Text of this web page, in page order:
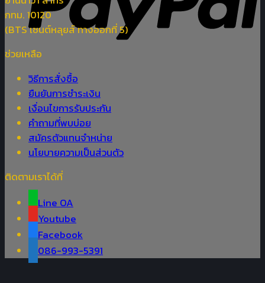
กทม. 10120
(BTS เซนต์หลุยส์ ทางออกที่ 5)
ช่วยเหลือ
วิธีการสั่งซื้อ
ยืนยันการชำระเงิน
เงื่อนไขการรับประกัน
คำถามที่พบบ่อย
สมัครตัวแทนจำหน่าย
นโยบายความเป็นส่วนตัว
ติดตามเราได้ที่
Line OA
Youtube
Facebook
086-993-5391